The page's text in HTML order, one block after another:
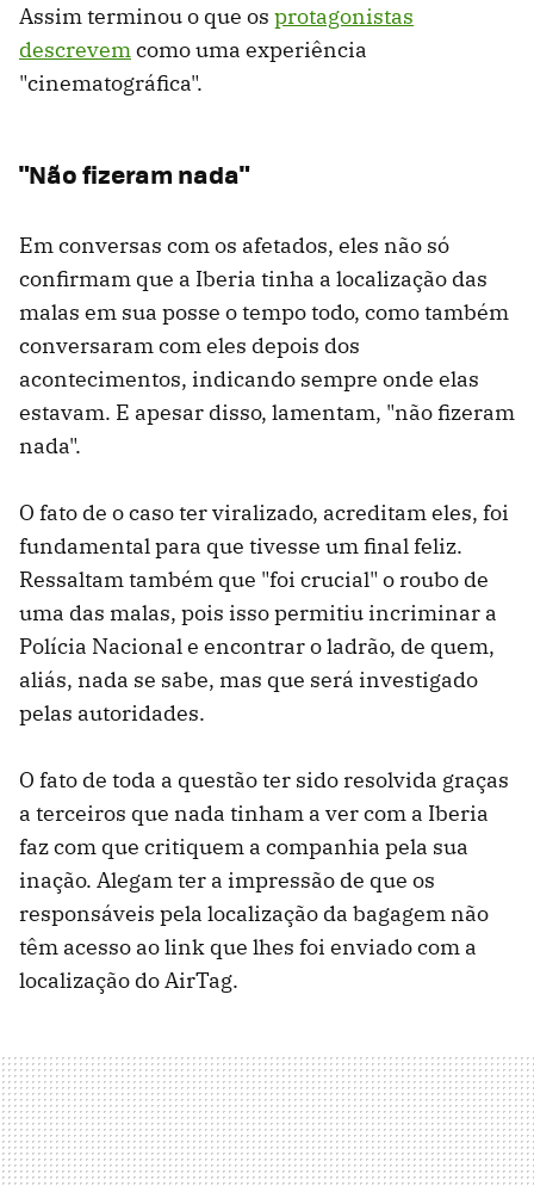
Assim terminou o que os protagonistas
descrevemcomo uma experiência
"cinematográfica".
"Não fizeram nada"
Em conversas com os afetados, eles não só
confirmam que a Iberia tinha a localização das
malas em sua posse o tempo todo, como também
conversaram com eles depois dos
acontecimentos, indicando sempre onde elas
estavam. E apesar disso, lamentam, "não fizeram
nada".
O fato de o caso ter viralizado, acreditam eles, foi
fundamental para que tivesse um final feliz.
Ressaltam também que "foi crucial" o roubo de
uma das malas, pois isso permitiu incriminar a
Polícia Nacional e encontrar o ladrão, de quem,
aliás, nada se sabe, mas que será investigado
pelas autoridades.
O fato de toda a questão ter sido resolvida graças
a terceiros que nada tinham a ver com a Iberia
faz com que critiquem a companhia pela sua
inação. Alegam ter a impressão de que os
responsáveis ​​pela localização da bagagem não
têm acesso ao link que lhes foi enviado com a
localização do AirTag.